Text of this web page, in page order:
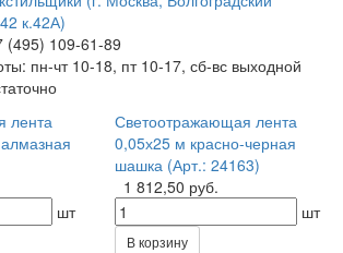
к.42А)
(495) 109-61-89
пн-чт 10-18, пт 10-17, сб-вс выходной
лента
шт
Светоотражающая лента
0,05х25 м красно-черная
шашка (Арт.: 24163)
1 812,50 руб.
шт
В корзину